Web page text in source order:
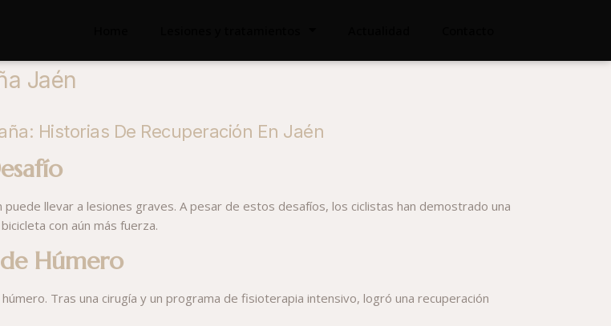
Jaén
Historias De Recuperación En Jaén
llevar a lesiones graves. A pesar de estos desafíos, los ciclistas han demostrado una
con aún más fuerza.
Húmero
Tras una cirugía y un programa de fisioterapia intensivo, logró una recuperación